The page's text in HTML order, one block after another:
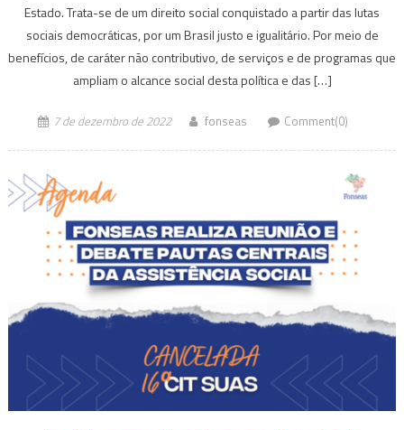
Estado. Trata-se de um direito social conquistado a partir das lutas
sociais democráticas, por um Brasil justo e igualitário. Por meio de
benefícios, de caráter não contributivo, de serviços e de programas que
ampliam o alcance social desta política e das […]
7 de dezembro de 2022 fonseas Comment(0)